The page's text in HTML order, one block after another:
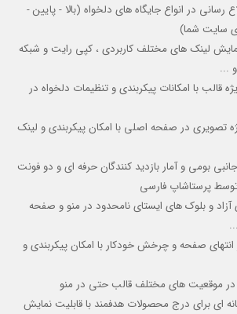
رسانی در انواع جایگاه های دلخواه (بالا - پایین -
سایت شما)
لینک های مختلف کاربردی ، کپی رایت و شبکه
...
قالب با امکانات پیکربندی و تنظیمات دلخواه در
تصویری در صفحه اصلی با امکان پیکربندی و لینک
بومی و آمار بازدید کنندگان حرفه ای و دو فونت
پرستاشاپ فارسی
و بلوک های ایستای نامحدود در منو و صفحه
انتهای صفحه و چرخش خودکار با امکان پیکربندی و
در موقعیت های مختلف قالب حتی در منو
ای برای درج محصولات هدفمند با قابلیت نمایش